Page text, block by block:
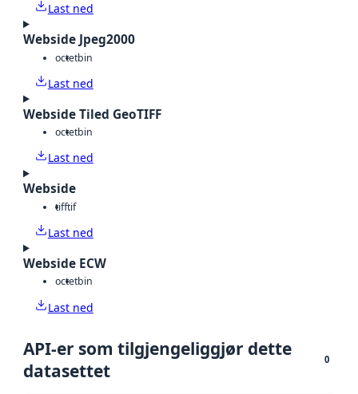
Last ned
Webside Jpeg2000
octetbin
Last ned
Webside Tiled GeoTIFF
octetbin
Last ned
Webside
tifftif
Last ned
Webside ECW
octetbin
Last ned
API-er som tilgjengeliggjør dette
datasettet
0